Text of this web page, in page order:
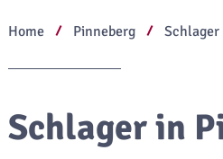
Home Pinneberg
Schlager in